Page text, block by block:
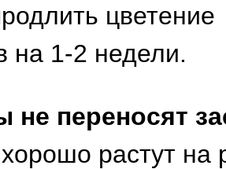
цветение
на 1-2 недели.
не переносят
растут на